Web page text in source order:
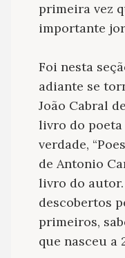
primeira vez
importante
Foi nesta
adiante se
João Cabral
livro do poeta
verdade,
de Antonio
livro do autor.
descobertos
primeiros,
que nasceu a